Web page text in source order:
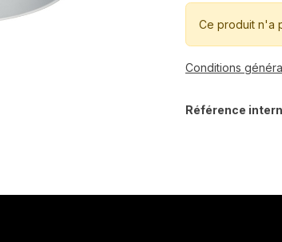
Ce produit n'a
Conditions
Référence